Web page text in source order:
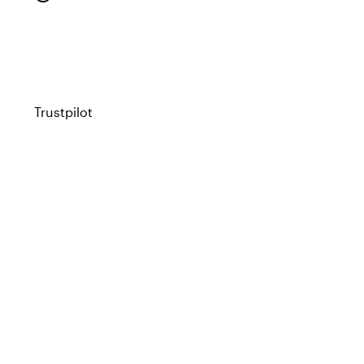
Trustpilot